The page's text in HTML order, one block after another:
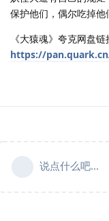
保护他们，偶尔吃掉
《大猿魂》夸克网盘链
https://
说点什么吧...